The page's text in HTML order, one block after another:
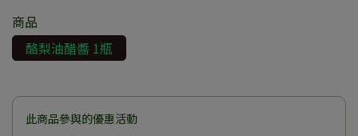
商品
酪梨油醋醬 1瓶
此商品參與的優惠活動